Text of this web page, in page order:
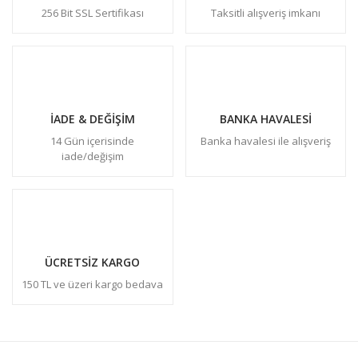
256 Bit SSL Sertifikası Taksitli alışveriş imkanı
İADE & DEĞİŞİM
14 Gün içerisinde
iade/değişim
BANKA HAVALESİ
Banka havalesi ile alışveriş
ÜCRETSİZ KARGO
150 TL ve üzeri kargo bedava